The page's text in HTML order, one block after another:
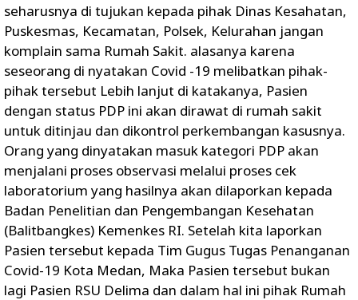
seharusnya di tujukan kepada pihak Dinas Kesahatan,
Puskesmas, Kecamatan, Polsek, Kelurahan jangan
komplain sama Rumah Sakit. alasanya karena
seseorang di nyatakan Covid -19 melibatkan pihak-
pihak tersebut Lebih lanjut di katakanya, Pasien
dengan status PDP ini akan dirawat di rumah sakit
untuk ditinjau dan dikontrol perkembangan kasusnya.
Orang yang dinyatakan masuk kategori PDP akan
menjalani proses observasi melalui proses cek
laboratorium yang hasilnya akan dilaporkan kepada
Badan Penelitian dan Pengembangan Kesehatan
(Balitbangkes) Kemenkes RI. Setelah kita laporkan
Pasien tersebut kepada Tim Gugus Tugas Penanganan
Covid-19 Kota Medan, Maka Pasien tersebut bukan
lagi Pasien RSU Delima dan dalam hal ini pihak Rumah